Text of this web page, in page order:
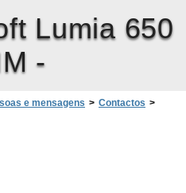
Lumia 650
-
e mensagens > Contactos >